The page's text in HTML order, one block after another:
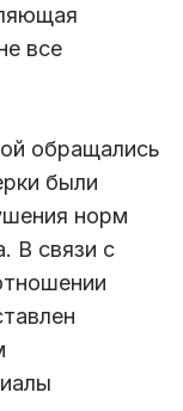
все
обращались
были
норм
В связи с